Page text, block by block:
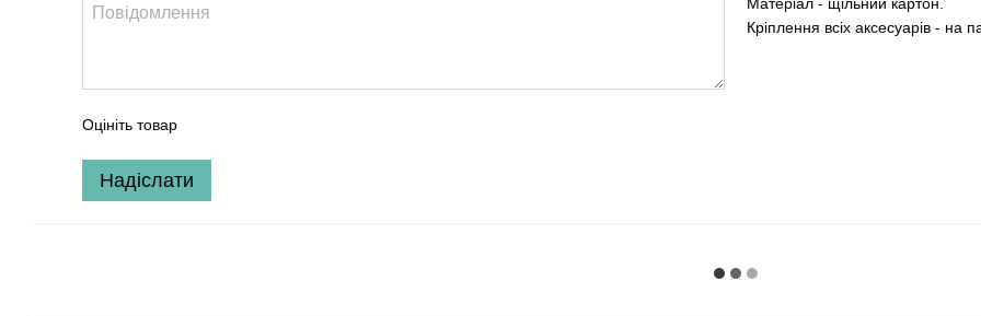
Оцініть товар
Надіслати
Кріплення всіх аксесуарів - на